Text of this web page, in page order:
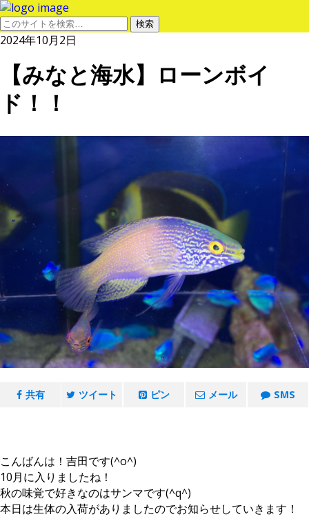
2024年10月2日
【みなと海水】ローンボイ
ド！！
共有 ツイート ピン メール SMS
こんばんは！吉田です(^o^)
10月に入りましたね！
秋の味覚で好きなのはサンマです(^q^)
本日は生体の入荷がありましたのでお知らせしていきます！